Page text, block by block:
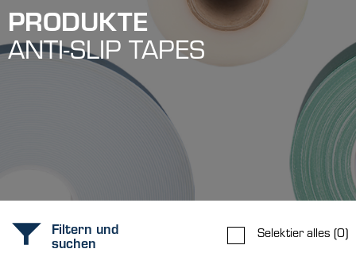
PRODUKTE
ANTI-SLIP TAPES
Filtern und
suchen
Selektier alles (0)